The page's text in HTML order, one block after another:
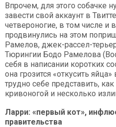
Впрочем, для этого собачке
завести свой аккаунт в
четвероногие, в том числе и
продвинулись на этом
Рамелов, джек-рассел-
Тюрингии Бодо Рамелова
себя в написании коротких
она грозится «откусить
трудно себе представить,
кривоногой и несколько
Ларри: «первый кот»,
правительства